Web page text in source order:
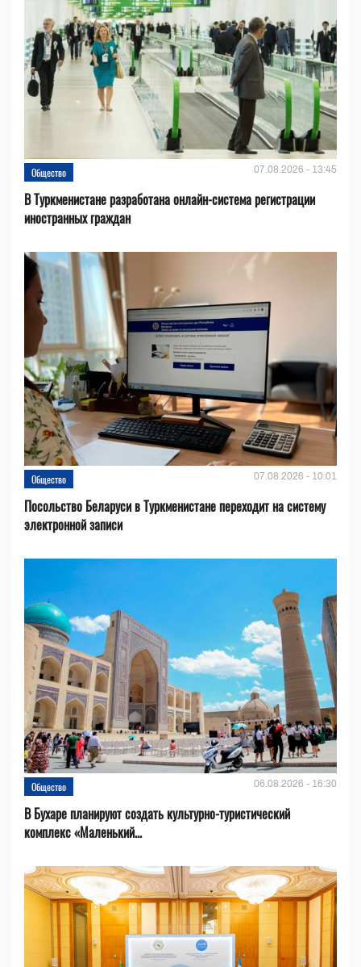
Общество 07.08.2026 - 13:45
В Туркменистане разработана онлайн-система регистрации
иностранных граждан
Общество 07.08.2026 - 10:01
Посольство Беларуси в Туркменистане переходит на систему
электронной записи
Общество 06.08.2026 - 16:30
В Бухаре планируют создать культурно-туристический
комплекс «Маленький...